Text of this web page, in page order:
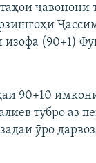
ҷавонони
изофа (90+1)
90+10
тӯбро аз
ӯро